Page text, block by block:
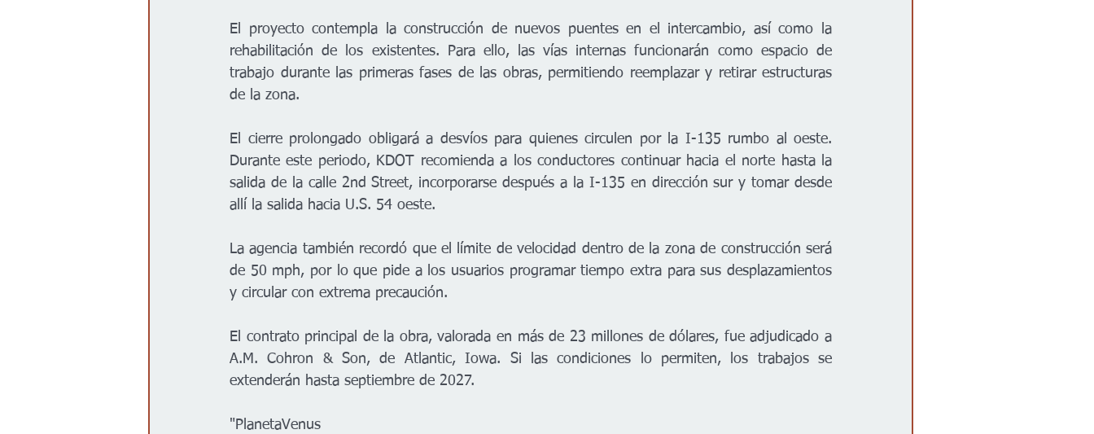
El proyecto contempla la construcción de nuevos puentes en el intercambio, así como la
rehabilitación de los existentes. Para ello, las vías internas funcionarán como espacio de
trabajo durante las primeras fases de las obras, permitiendo reemplazar y retirar estructuras
de la zona.
El cierre prolongado obligará a desvíos para quienes circulen por la I-135 rumbo al oeste.
Durante este periodo, KDOT recomienda a los conductores continuar hacia el norte hasta la
salida de la calle 2nd Street, incorporarse después a la I-135 en dirección sur y tomar desde
allí la salida hacia U.S. 54 oeste.
La agencia también recordó que el límite de velocidad dentro de la zona de construcción será
de 50 mph, por lo que pide a los usuarios programar tiempo extra para sus desplazamientos
y circular con extrema precaución.
El contrato principal de la obra, valorada en más de 23 millones de dólares, fue adjudicado a
A.M. Cohron & Son, de Atlantic, Iowa. Si las condiciones lo permiten, los trabajos se
extenderán hasta septiembre de 2027.
"PlanetaVenus